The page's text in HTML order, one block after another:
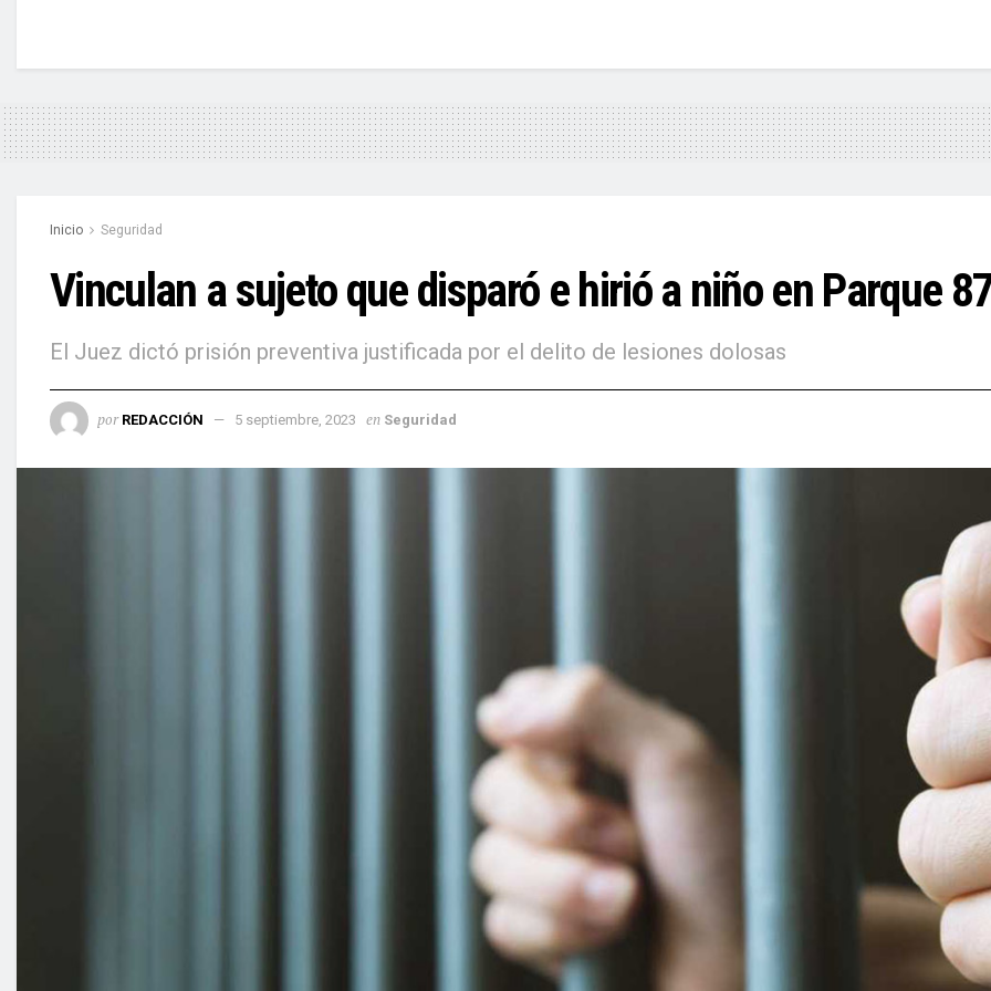
Inicio Seguridad
Vinculan a sujeto que disparó e hirió a niño en Parque
El Juez dictó prisión preventiva justificada por el delito de lesiones dolosas
por REDACCIÓN 5 septiembre, 2023 en Seguridad